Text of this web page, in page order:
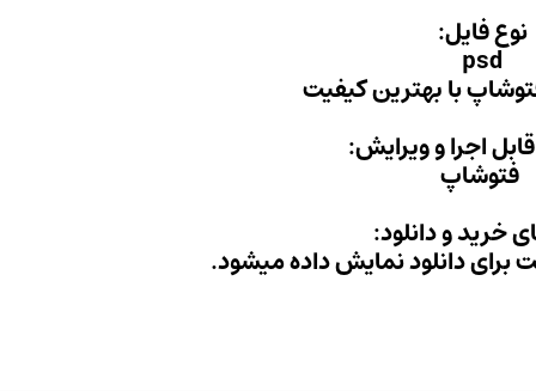
نوع فایل:
psd
با بهترین کیفیت
قابل اجرا و ویرایش:
فتوشاپ
خرید و دانلود:
برای دانلود نمایش داده میشود.